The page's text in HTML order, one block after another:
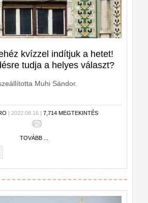
kvízzel indítjuk a hetet!
tudja a helyes választ?
Muhi Sándor.
| 2022.08.16 | 7,714 MEGTEKINTÉS
TOVÁBB ...